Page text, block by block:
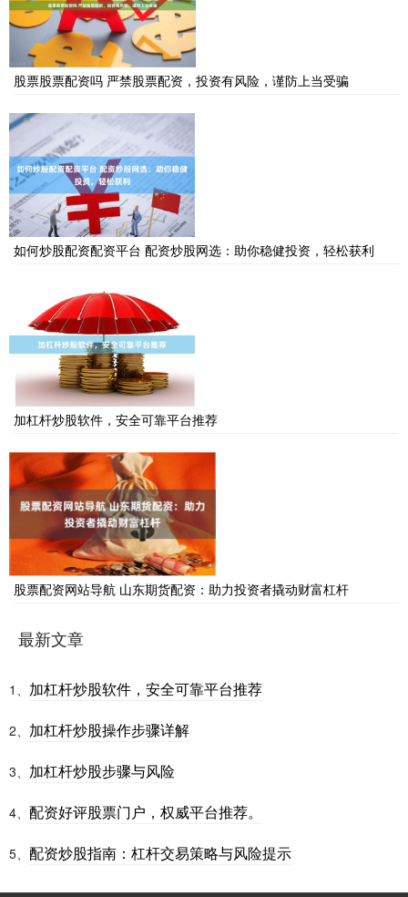
股票股票配资吗 严禁股票配资，投资有风险，谨防上当受骗
如何炒股配资配资平台 配资炒股网选：助你稳健投资，轻松获利
加杠杆炒股软件，安全可靠平台推荐
股票配资网站导航 山东期货配资：助力投资者撬动财富杠杆
最新文章
1、 加杠杆炒股软件，安全可靠平台推荐
2、 加杠杆炒股操作步骤详解
3、 加杠杆炒股步骤与风险
4、 配资好评股票门户，权威平台推荐。
5、 配资炒股指南：杠杆交易策略与风险提示